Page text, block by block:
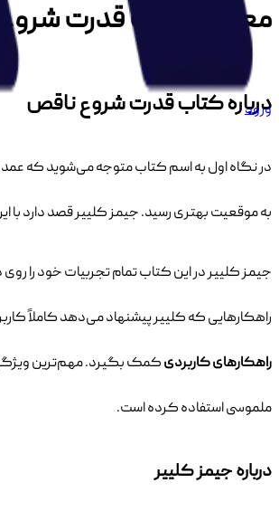
ورود
معر فی کتابقدرت شروع
درباره کتاب قدرت شروع ناقص
در نگاه اول به اسم کتاب متوجه می‌شوید که
به موقعیت بهتری رسید. جیمز کلییر قصد دارد با
جیمز کلییر در این کتاب تمام تجربیات خود را
راهکارهایی که کلییر پیشنهاد می‌دهد کاملاً
راهکارهای کاربردیکمک بگیرد. مهم‌ترین
ملموسی استفاده کرده است.
درباره جیمز کلییر